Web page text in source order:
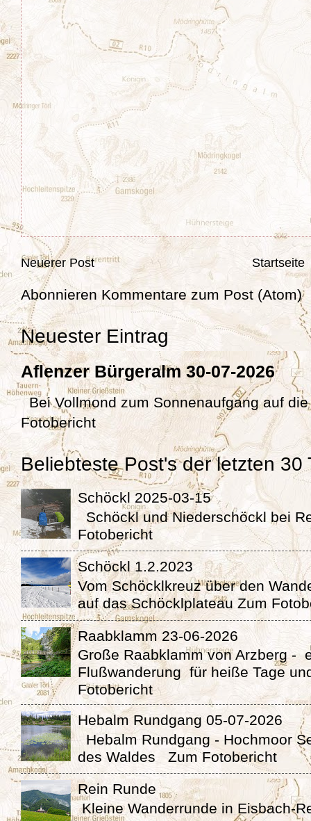
Neuerer Post Startseite
Abonnieren Kommentare zum Post (Atom)
Neuester Eintrag
Aflenzer Bürgeralm 30-07-2026
Bei Vollmond zum Sonnenaufgang auf
Fotobericht
Beliebteste Post's der letzten 30
Schöckl 2025-03-15
Schöckl und Niederschöckl bei
Fotobericht
Schöckl 1.2.2023
Vom Schöcklkreuz über den
auf das Schöcklplateau Zum
Raabklamm 23-06-2026
Große Raabklamm von Arzberg -
Flußwanderung für heiße Tage
Fotobericht
Hebalm Rundgang 05-07-2026
Hebalm Rundgang - Hochmoor
des Waldes Zum Fotobericht
Rein Runde
Kleine Wanderrunde in Eisbach-